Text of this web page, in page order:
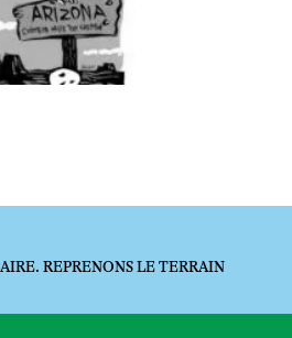
REPRENONS LE TERRAIN